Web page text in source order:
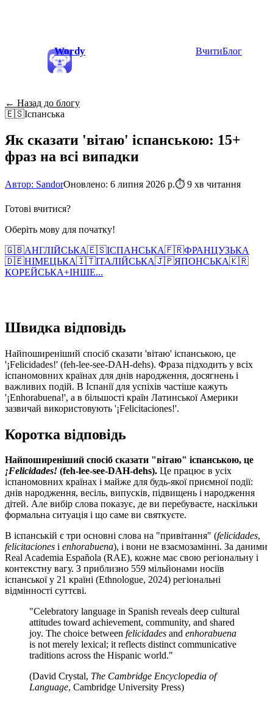
Wordy ВчитиБлог
← Назад до блогу
🇪🇸Іспанська
Як сказати 'вітаю' іспанською: 15+
фраз на всі випадки
Автор: SandorОновлено: 6 липня 2026 р.⏱ 9 хв читання
Готові вчитися?
Оберіть мову для початку!
🇬🇧АНГЛІЙСЬКА🇪🇸ІСПАНСЬКА🇫🇷ФРАНЦУЗЬКА
🇩🇪НІМЕЦЬКА🇮🇹ІТАЛІЙСЬКА🇯🇵ЯПОНСЬКА🇰🇷
КОРЕЙСЬКА+ІНШЕ...
Швидка відповідь
Найпоширеніший спосіб сказати 'вітаю' іспанською, це
'¡Felicidades!' (feh-lee-see-DAH-dehs). Фраза підходить у всіх
іспаномовних країнах для днів народження, досягнень і
важливих подій. В Іспанії для успіхів частіше кажуть
'¡Enhorabuena!', а в більшості країн Латинської Америки
зазвичай використовують '¡Felicitaciones!'.
Коротка відповідь
Найпоширеніший спосіб сказати "вітаю" іспанською, це
¡Felicidades! (feh-lee-see-DAH-dehs). Це працює в усіх
іспаномовних країнах і майже для будь-якої приємної події:
днів народження, весіль, випусків, підвищень і народження
дітей. Але вибір слова показує, де ви перебуваєте, наскільки
формальна ситуація і що саме ви святкуєте.
В іспанській є три основні слова на "привітання" (felicidades,
felicitaciones і enhorabuena), і вони не взаємозамінні. За даними
Real Academia Española (RAE), кожне має свою регіональну і
контекстну вагу. З приблизно 559 мільйонами носіїв
іспанської у 21 країні (Ethnologue, 2024) регіональні
відмінності суттєві.
"Celebratory language in Spanish reveals deep cultural
attitudes toward achievement, community, and shared
joy. The choice between felicidades and enhorabuena
is not merely lexical; it reflects distinct communicative
traditions across the Hispanic world."
(David Crystal, The Cambridge Encyclopedia of
Language, Cambridge University Press)